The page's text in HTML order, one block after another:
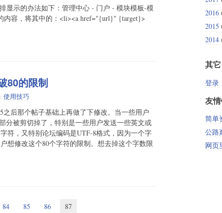
显示的办法如下：管理中心 - 门户 - 模块模板-模
内容，将其中的：<li><a href="{url}" {target}>
80的限制
使用技巧
后那个帖子基础上再做了下修改。当一些用户
分被剪切掉了，特别是一些用户发送一些英文或
符，又特别论坛编码是UTF-8格式，因为一个字
想修改这个80个字符的限制。想去掉这个字数限
84 85 86 87
2016
2015
2014
其它
登录
友
简单
公路
网页